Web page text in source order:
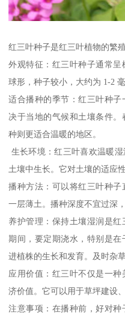
红三叶种子是红三叶植物的繁
外观特征：红三叶种子通常
球形，种子较小，大约为 1-2 毫
适合播种的季节：红三叶种
决于当地的气候和土壤条件
种则更适合温暖的地区。
生长环境：红三叶喜欢温暖
土壤中生长。它对土壤的适应
播种方法：可以将红三叶种
一层薄土。播种深度不宜过深
养护管理：保持土壤湿润是
期间，要定期浇水，特别是
进植株的生长和发育。及时杂
应用价值：红三叶不仅是一
济价值。它可以用于草坪建设
注意事项：在播种前，好对